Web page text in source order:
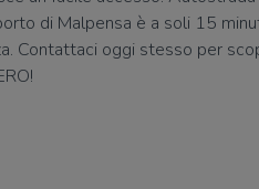
di Malpensa è a soli 15
Contattaci oggi stesso per